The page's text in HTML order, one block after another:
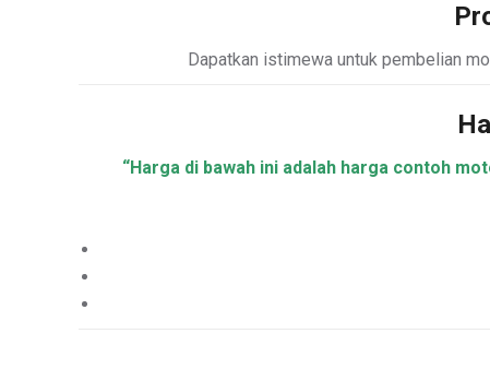
Dapatkan istimewa untuk pembelian
“Harga di bawah ini adalah harga contoh